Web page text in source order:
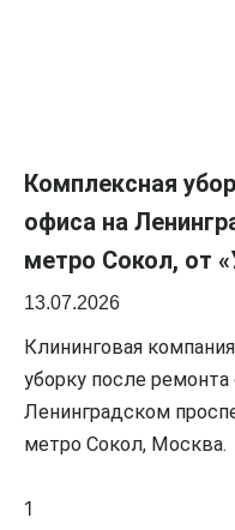
Комплексная
офиса на
метро Сокол, от
13.07.2026
Клининговая
уборку после
Ленинградском
метро Сокол, Москва.